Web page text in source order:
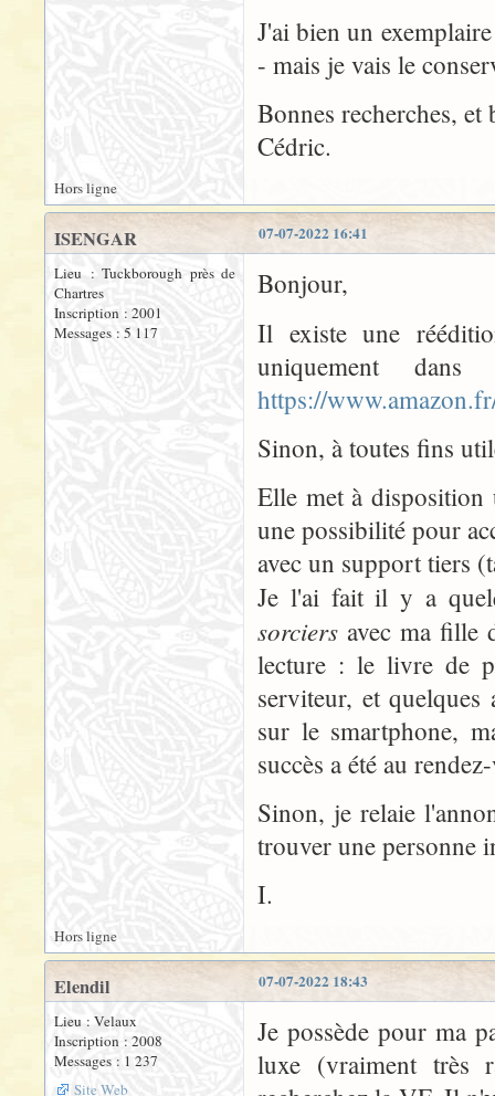
J'ai bien un
- mais je vais le
Bonnes recherches,
Cédric.
Hors ligne
07-07-2022 16:41
ISENGAR
Lieu : Tuckborough près de
Chartres
Inscription : 2001
Messages : 5 117
Bonjour,
Il existe une
uniquement
https://
Sinon, à toutes fins
Elle met à
une possibilité pour
avec un support tiers
Je l'ai fait il y a
sorciers avec ma fille
lecture : le livre de
serviteur, et
sur le smartphone,
succès a été au
Sinon, je relaie
trouver une personne
I.
Hors ligne
07-07-2022 18:43
Elendil
Lieu : Velaux
Inscription : 2008
Messages : 1 237
Site Web
Je possède pour ma
luxe (vraiment très